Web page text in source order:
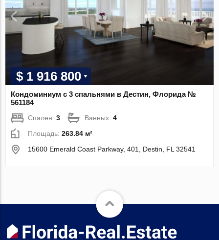
$ 1 916 800
Кондоминиум с 3 спальнями в Дестин, Флорида №
561184
Спален:3 Ванных:4
Площадь:263.84 м²
15600 Emerald Coast Parkway, 401, Destin, FL 32541